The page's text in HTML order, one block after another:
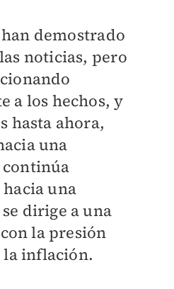
demostrado
noticias, pero
a los hechos, y
hasta ahora,
una
continúa
una
dirige a una
la presión
la inflación.